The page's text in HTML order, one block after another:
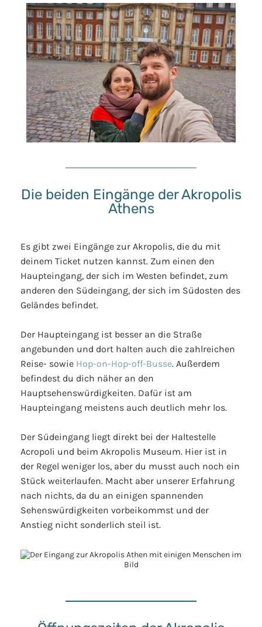
Die beiden Eingänge der Akropolis
Athens
Es gibt zwei Eingänge zur Akropolis, die du mit
deinem Ticket nutzen kannst. Zum einen den
Haupteingang, der sich im Westen befindet, zum
anderen den Südeingang, der sich im Südosten des
Geländes befindet.
Der Haupteingang ist besser an die Straße
angebunden und dort halten auch die zahlreichen
Reise- sowie Hop-on-Hop-off-Busse. Außerdem
befindest du dich näher an den
Hauptsehenswürdigkeiten. Dafür ist am
Haupteingang meistens auch deutlich mehr los.
Der Südeingang liegt direkt bei der Haltestelle
Acropoli und beim Akropolis Museum. Hier ist in
der Regel weniger los, aber du musst auch noch ein
Stück weiterlaufen. Macht aber unserer Erfahrung
nach nichts, da du an einigen spannenden
Sehenswürdigkeiten vorbeikommst und der
Anstieg nicht sonderlich steil ist.